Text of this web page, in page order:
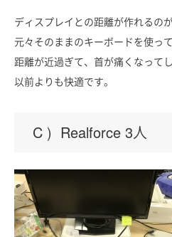
ディスプレイとの距離が作れるの
元々そのままのキーボードを使っ
距離が近過ぎて、首が痛くなって
以前よりも快適です。
C ) Realforce 3人